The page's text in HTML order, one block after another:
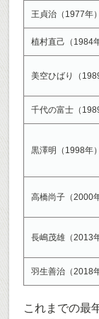
王貞治（1977年）
植村直己（1984
美空ひばり（
千代の富士（
黒澤明（1998年）
高橋尚子（2000
長嶋茂雄（2013
羽生善治（2018
これまでの最